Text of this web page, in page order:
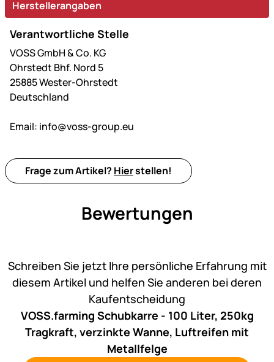
Herstellerangaben
Verantwortliche Stelle
VOSS GmbH & Co. KG
Ohrstedt Bhf. Nord 5
25885 Wester-Ohrstedt
Deutschland
Email: info@voss-group.eu
Frage zum Artikel? Hierstellen!
Bewertungen
Schreiben Sie jetzt Ihre persönliche Erfahrung mit
diesem Artikel und helfen Sie anderen bei deren
Kaufentscheidung
VOSS.farming Schubkarre - 100 Liter, 250kg
Tragkraft, verzinkte Wanne, Luftreifen mit
Metallfelge